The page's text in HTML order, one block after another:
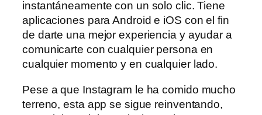
instantáneamente con un solo clic. Tiene
aplicaciones para Android e iOS con el fin
de darte una mejor experiencia y ayudar a
comunicarte con cualquier persona en
cualquier momento y en cualquier lado.
Pese a que Instagram le ha comido mucho
terreno, esta app se sigue reinventando,